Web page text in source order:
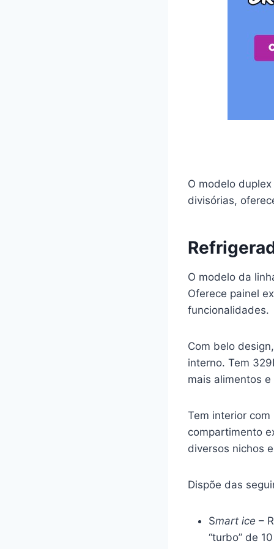
O modelo
divisórias,
O modelo da
Oferece painel
funcionalidades.
Com belo
interno. Tem
mais alimentos
Tem interior
compartimento
diversos nichos
Dispõe das
Smart ice –
“turbo” de